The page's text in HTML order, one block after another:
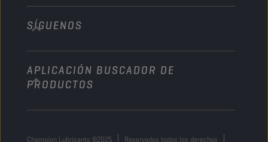
info@championlubes.com
+32 3 870 00 20
Georges Gilliotstraat, 52 2620 Hemiksem
Belgium
SÍGUENOS
APLICACIÓN BUSCADOR DE
PRODUCTOS
Champion Lubricants ©2025 Reservados todos los derechos